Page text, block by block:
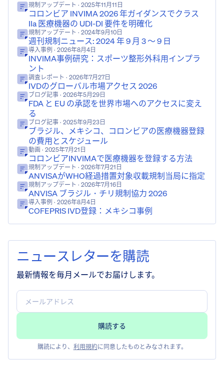
規制アップデート · 2025年11月11日
コロンビア INVIMA 2026 年ガイダンスでクラス
IIa 医療機器の UDI-DI 要件を明確化
規制アップデート · 2024年9月10日
週刊規制ニュース: 2024 年 9 月 3 ～ 9 日
導入事例 · 2026年8月4日
INVIMA事例研究：スポーツ整形外科用インプラ
ント
調査レポート · 2026年7月27日
IVDのグローバル市場アクセス 2026
ブログ記事 · 2026年5月29日
FDA と EU の承認を世界市場へのアクセスに変え
る
ブログ記事 · 2025年9月23日
ブラジル、メキシコ、コロンビアの医療機器登録
の費用とスケジュール
動画 · 2025年7月21日
コロンビアINVIMAで医療機器を登録する方法
規制アップデート · 2026年7月21日
ANVISAがWHO経過措置対象収載規制当局に指定
規制アップデート · 2026年7月16日
ANVISA ブラジル・チリ規制協力 2026
導入事例 · 2026年8月4日
COFEPRIS IVD登録：メキシコ事例
ニュースレターを購読
最新情報を毎月メールでお届けします。
購読により、 利用規約に同意したものとみなされます。